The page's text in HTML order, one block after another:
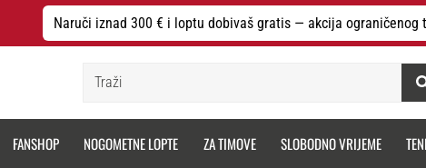
Naruči iznad 300 € i loptu dobivaš gratis — akcija ograničenog
FANSHOP NOGOMETNE LOPTE ZA TIMOVE SLOBODNO VRIJEME